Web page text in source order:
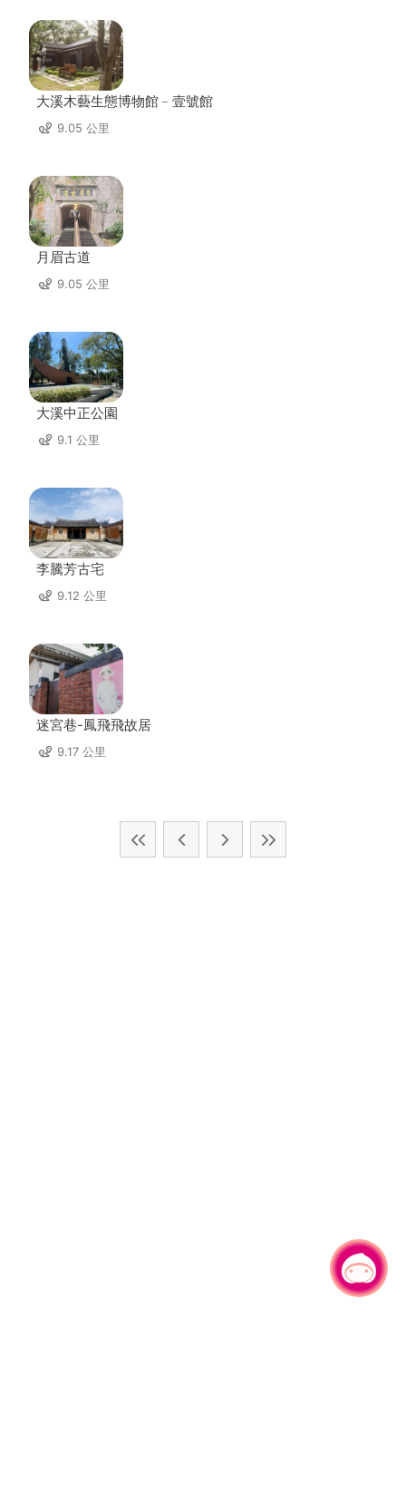
大溪木藝生態博物館﹣壹號館
9.05 公里
月眉古道
9.05 公里
大溪中正公園
9.1 公里
李騰芳古宅
9.12 公里
迷宮巷-鳳飛飛故居
9.17 公里